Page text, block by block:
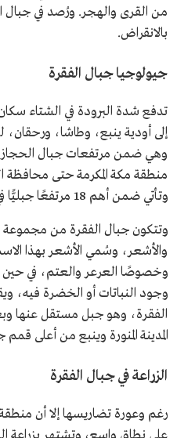
من القرى والهجر. ورُصد في جبال
بالانقراض.
جيولوجيا جبال الفقرة
تدفع شدة البرودة في الشتاء
إلى أودية ينبع، وطاشا،
وهي ضمن مرتفعات جبال الحجاز
منطقة مكة المكرمة حتى محافظة
وتأتي ضمن أهم 18 مرتفعًا جبليًّا في منطقة المدينة المنورة.
وتتكون جبال الفقرة من مجموعة
والأشعر، وسُمي الأشعر بهذا
وخصوصًا العرعر والعتم، في حين
وجود النباتات أو الخضرة فيه،
الفقرة، وهو جبل مستقل عنها
المدينة المنورة وينبع من أعلى قمم
الزراعة في جبال الفقرة
رغم وعورة تضاريسها إلا أن